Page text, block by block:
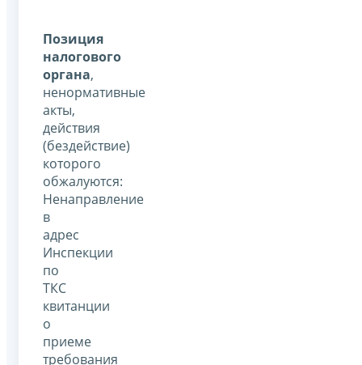
Позиция
налогового
органа,
ненормативные
акты,
действия
(бездействие)
которого
обжалуются:
Ненаправление
в
адрес
Инспекции
по
ТКС
квитанции
о
приеме
требования